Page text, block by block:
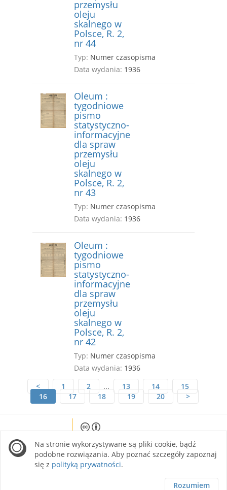
przemysłu
oleju
skalnego w
Polsce, R. 2,
nr 44
Typ: Numer czasopisma
Data wydania: 1936
Oleum :
tygodniowe
pismo
statystyczno-
informacyjne
dla spraw
przemysłu
oleju
skalnego w
Polsce, R. 2,
nr 43
Typ: Numer czasopisma
Data wydania: 1936
Oleum :
tygodniowe
pismo
statystyczno-
informacyjne
dla spraw
przemysłu
oleju
skalnego w
Polsce, R. 2,
nr 42
Typ: Numer czasopisma
Data wydania: 1936
<
1 2 ... 13 14
15
16
17 18 19 20 >
site is licensed under a Creative Commons
Attribution 4.0 International license.
Na stronie wykorzystywane są pliki cookie, bądź
podobne rozwiązania. Aby poznać szczegóły zapoznaj
się z polityką prywatności.
Rozumiem